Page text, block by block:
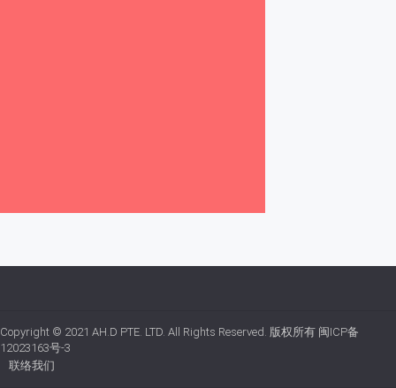
Copyright © 2021 AH.D PTE. LTD. All Rights Reserved. 版权所有 闽ICP备
12023163号-3
联络我们